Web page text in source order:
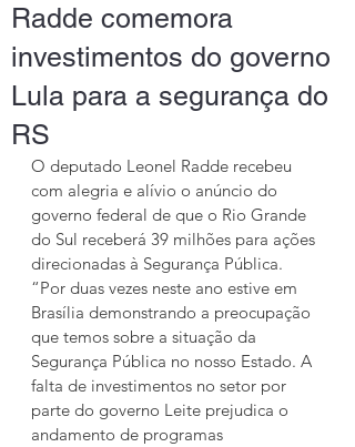
Radde comemora
investimentos do governo
Lula para a segurança do
RS
O deputado Leonel Radde recebeu
com alegria e alívio o anúncio do
governo federal de que o Rio Grande
do Sul receberá 39 milhões para ações
direcionadas à Segurança Pública.
“Por duas vezes neste ano estive em
Brasília demonstrando a preocupação
que temos sobre a situação da
Segurança Pública no nosso Estado. A
falta de investimentos no setor por
parte do governo Leite prejudica o
andamento de programas